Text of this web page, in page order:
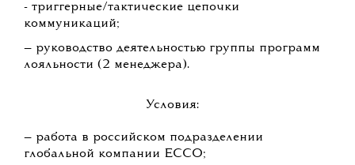
- триггерные/тактические цепочки
коммуникаций;
— руководство деятельностью группы программ
лояльности (2 менеджера).
Условия:
— работа в российском подразделении
глобальной компании ECCO;